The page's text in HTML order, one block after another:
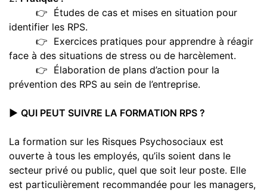
👉 Études de cas et mises en situation pour
identifier les RPS.
👉 Exercices pratiques pour apprendre à réagir
face à des situations de stress ou de harcèlement.
👉 Élaboration de plans d’action pour la
prévention des RPS au sein de l’entreprise.
▶️ QUI PEUT SUIVRE LA FORMATION RPS ?
La formation sur les Risques Psychosociaux est
ouverte à tous les employés, qu’ils soient dans le
secteur privé ou public, quel que soit leur poste. Elle
est particulièrement recommandée pour les managers,